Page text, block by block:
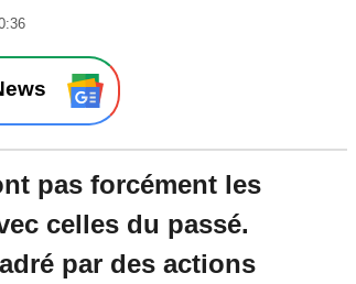
3
/
0
/
0
2
1
pas forcément les
celles du passé.
par des actions